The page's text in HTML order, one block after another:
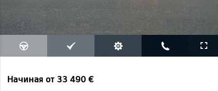
Начиная от 33 490 €